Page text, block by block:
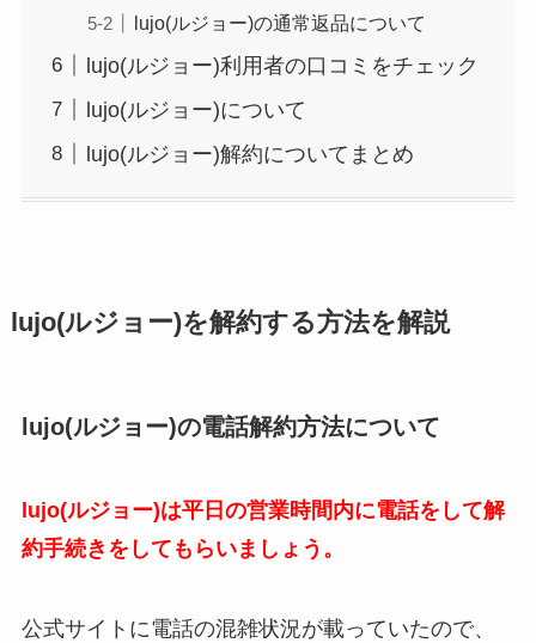
lujo(ルジョー)の通常返品について
lujo(ルジョー)利用者の口コミをチェック
lujo(ルジョー)について
lujo(ルジョー)解約についてまとめ
lujo(ルジョー)を解約する方法を解説
lujo(ルジョー)の電話解約方法について
lujo(ルジョー)は平日の営業時間内に電話をして解
約手続きをしてもらいましょう。
公式サイトに電話の混雑状況が載っていたので、